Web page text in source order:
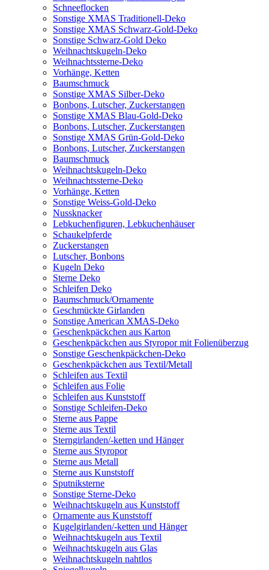
Schneeflocken
Sonstige XMAS Traditionell-Deko
Sonstige XMAS Schwarz-Gold-Deko
Sonstige Schwarz-Gold Deko
Weihnachtskugeln-Deko
Weihnachtssterne-Deko
Vorhänge, Ketten
Baumschmuck
Sonstige XMAS Silber-Deko
Bonbons, Lutscher, Zuckerstangen
Sonstige XMAS Blau-Gold-Deko
Bonbons, Lutscher, Zuckerstangen
Sonstige XMAS Grün-Gold-Deko
Bonbons, Lutscher, Zuckerstangen
Baumschmuck
Weihnachtskugeln-Deko
Weihnachtssterne-Deko
Vorhänge, Ketten
Sonstige Weiss-Gold-Deko
Nussknacker
Lebkuchenfiguren, Lebkuchenhäuser
Schaukelpferde
Zuckerstangen
Lutscher, Bonbons
Kugeln Deko
Sterne Deko
Schleifen Deko
Baumschmuck/Ornamente
Geschmückte Girlanden
Sonstige American XMAS-Deko
Geschenkpäckchen aus Karton
Geschenkpäckchen aus Styropor mit Folienüberzug
Sonstige Geschenkpäckchen-Deko
Geschenkpäckchen aus Textil/Metall
Schleifen aus Textil
Schleifen aus Folie
Schleifen aus Kunststoff
Sonstige Schleifen-Deko
Sterne aus Pappe
Sterne aus Textil
Sterngirlanden/-ketten und Hänger
Sterne aus Styropor
Sterne aus Metall
Sterne aus Kunststoff
Sputniksterne
Sonstige Sterne-Deko
Weihnachtskugeln aus Kunststoff
Ornamente aus Kunststoff
Kugelgirlanden/-ketten und Hänger
Weihnachtskugeln aus Textil
Weihnachtskugeln aus Glas
Weihnachtskugeln nahtlos